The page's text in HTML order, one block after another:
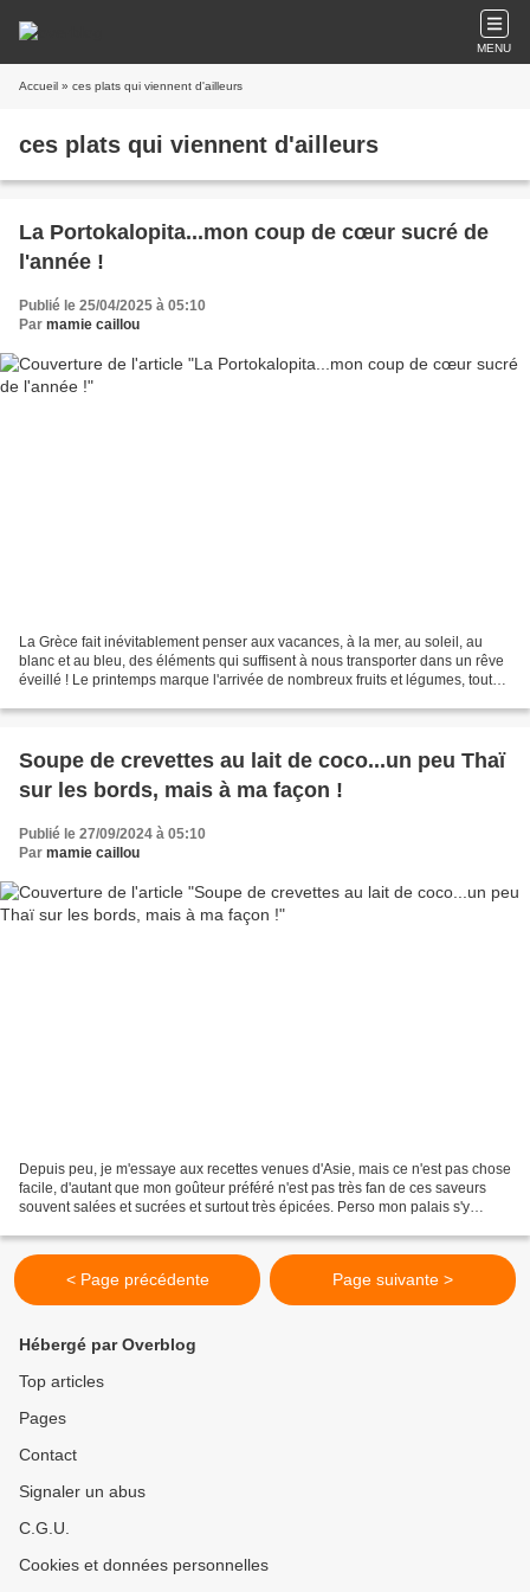
MENU
Accueil » ces plats qui viennent d'ailleurs
ces plats qui viennent d'ailleurs
La Portokalopita...mon coup de cœur sucré de
l'année !
Publié le 25/04/2025 à 05:10
Par mamie caillou
La Grèce fait inévitablement penser aux vacances, à la mer, au soleil, au
blanc et au bleu, des éléments qui suffisent à nous transporter dans un rêve
éveillé ! Le printemps marque l'arrivée de nombreux fruits et légumes, tout
Soupe de crevettes au lait de coco...un peu Thaï
sur les bords, mais à ma façon !
Publié le 27/09/2024 à 05:10
Par mamie caillou
Depuis peu, je m'essaye aux recettes venues d'Asie, mais ce n'est pas chose
facile, d'autant que mon goûteur préféré n'est pas très fan de ces saveurs
souvent salées et sucrées et surtout très épicées. Perso mon palais s'y
< Page précédente Page suivante >
Hébergé par Overblog
Top articles
Pages
Contact
Signaler un abus
C.G.U.
Cookies et données personnelles